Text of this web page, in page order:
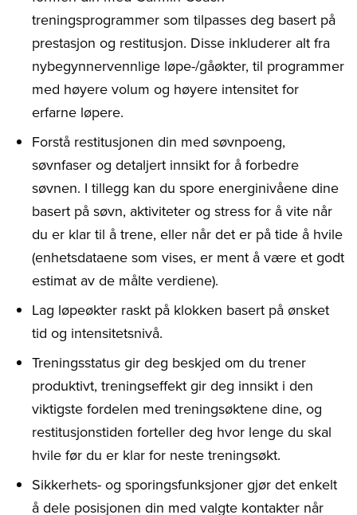
treningsprogrammer som tilpasses deg basert på
prestasjon og restitusjon. Disse inkluderer alt fra
nybegynnervennlige løpe-/gåøkter, til programmer
med høyere volum og høyere intensitet for
erfarne løpere.
Forstå restitusjonen din med søvnpoeng,
søvnfaser og detaljert innsikt for å forbedre
søvnen. I tillegg kan du spore energinivåene dine
basert på søvn, aktiviteter og stress for å vite når
du er klar til å trene, eller når det er på tide å hvile
(enhetsdataene som vises, er ment å være et godt
estimat av de målte verdiene).
Lag løpeøkter raskt på klokken basert på ønsket
tid og intensitetsnivå.
Treningsstatus gir deg beskjed om du trener
produktivt, treningseffekt gir deg innsikt i den
viktigste fordelen med treningsøktene dine, og
restitusjonstiden forteller deg hvor lenge du skal
hvile før du er klar for neste treningsøkt.
Sikkerhets- og sporingsfunksjoner gjør det enkelt
å dele posisjonen din med valgte kontakter når